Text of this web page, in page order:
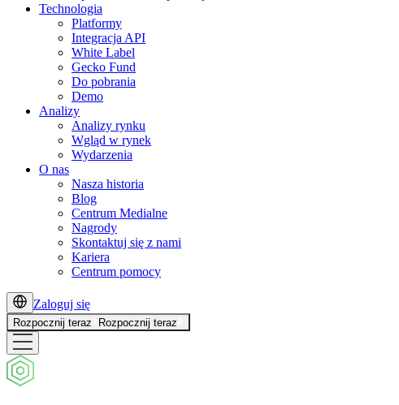
Technologia
Platformy
Integracja API
White Label
Gecko Fund
Do pobrania
Demo
Analizy
Analizy rynku
Wgląd w rynek
Wydarzenia
O nas
Nasza historia
Blog
Centrum Medialne
Nagrody
Skontaktuj się z nami
Kariera
Centrum pomocy
Zaloguj się
Rozpocznij teraz Rozpocznij teraz